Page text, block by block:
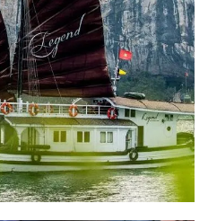
métiers d'artisanat à Ninh
d'artisanant, la cathédral